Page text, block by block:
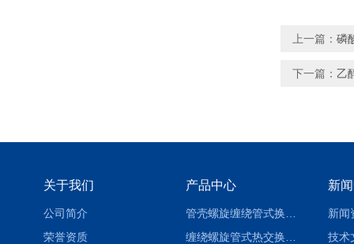
上一篇： 磷
下一篇： 乙
关于我们
公司简介
荣誉资质
产品中心 新
新闻
技术